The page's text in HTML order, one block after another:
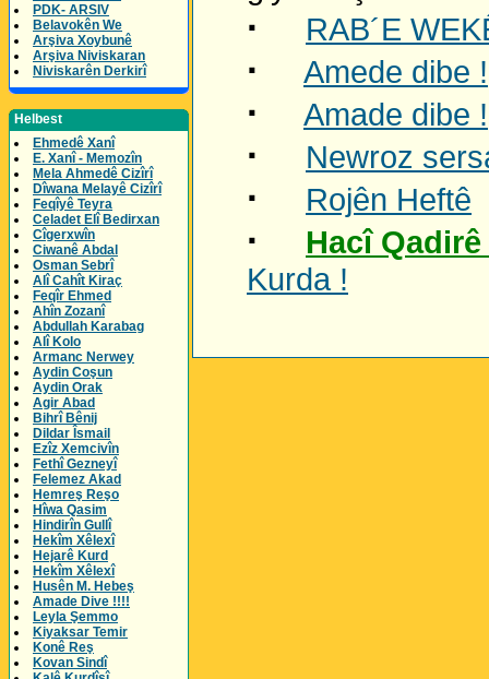
PDK- ARSIV
Belavokên We
Arşiva Xoybunê
Arşiva Niviskaran
Niviskarên Derkirî
Helbest
Ehmedê Xanî
E. Xanî - Memozîn
Mela Ahmedê Cizîrî
Dîwana Melayê Cizîrî
Feqîyê Teyra
Celadet Elî Bedirxan
Cîgerxwîn
Ciwanê Abdal
Osman Sebrî
Alî Cahît Kiraç
Feqîr Ehmed
Ahîn Zozanî
Abdullah Karabag
Alî Kolo
Armanc Nerwey
Aydin Coşun
Aydin Orak
Agir Abad
Bihrî Bênij
Dildar Îsmail
Ezîz Xemcivîn
Fethî Gezneyî
Felemez Akad
Hemreş Reşo
Hîwa Qasim
Hindirîn Gullî
Hekîm Xêlexî
Hejarê Kurd
Hekîm Xêlexî
Husên M. Hebeş
Amade Dive !!!!
Leyla Şemmo
Kiyaksar Temir
Konê Reş
Kovan Sindî
· RAB´E
· Amede dibe !
· Amade dibe !
· Newroz
· Rojên Heftê
·
Hacî
Kurda !